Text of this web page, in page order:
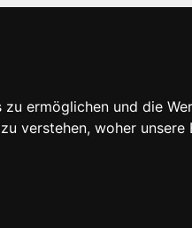
ermöglichen und die
verstehen, woher